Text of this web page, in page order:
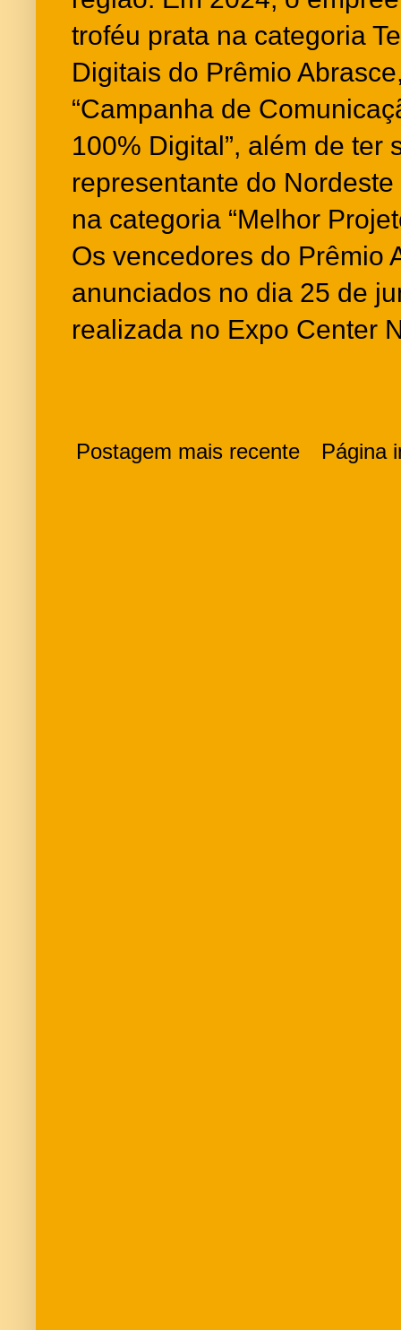
troféu prata na categoria
Digitais do Prêmio
“Campanha de
100% Digital”, além de ter
representante do
na categoria “Melhor
Os vencedores do Prêmio
anunciados no dia 25 de
realizada no Expo Center
Postagem mais recente Página